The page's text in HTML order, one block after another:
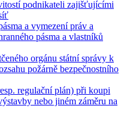
podnikateli zajišťujícími
a vymezení práv a
pásma a vlastníků
orgánu státní správy k
požárně bezpečnostního
regulační plán) při koupi
nebo jiném záměru na